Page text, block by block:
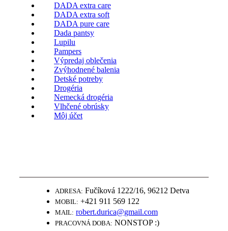
DADA extra care
DADA extra soft
DADA pure care
Dada pantsy
Lupilu
Pampers
Výpredaj oblečenia
Zvýhodnené balenia
Detské potreby
Drogéria
Nemecká drogéria
Vlhčené obrúsky
Môj účet
ADRESA: Fučíková 1222/16, 96212 Detva
MOBIL: +421 911 569 122
MAIL: robert.durica@gmail.com
PRACOVNÁ DOBA: NONSTOP :)